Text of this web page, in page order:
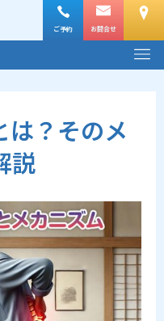
ご予約 お問合せ
メ
ニ
は？そのメ
説